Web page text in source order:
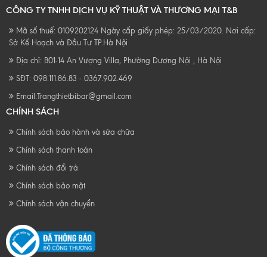
CÔNG TY TNHH DỊCH VỤ KỸ THUẬT VÀ THƯƠNG MẠI T&B
Mã số thuế: 0109202124 Ngày cấp giấy phép: 25/03/2020. Nơi cấp:
Sở Kế Hoạch và Đầu Tư TP.Hà Nội
Địa chỉ: B01-14 An Vượng Villa, Phường Dương Nội , Hà Nội
SĐT: 098.111.86.83 - 0367.902.469
Email:Trangthietbibar@gmail.com
CHÍNH SÁCH
Chính sách bảo hành và sửa chữa
Chính sách thanh toán
Chính sách đổi trả
Chính sách bảo mật
Chính sách vận chuyển